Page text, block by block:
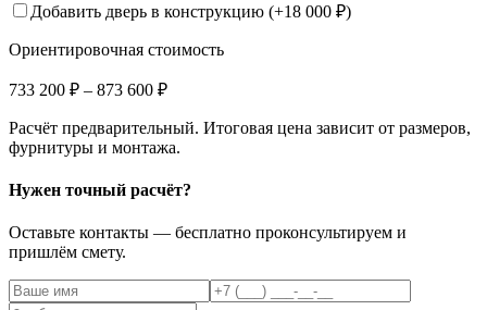
Добавить дверь в конструкцию (+18 000 ₽)
Ориентировочная стоимость
733 200 ₽ – 873 600 ₽
Расчёт предварительный. Итоговая цена зависит от размеров,
фурнитуры и монтажа.
Нужен точный расчёт?
Оставьте контакты — бесплатно проконсультируем и
пришлём смету.